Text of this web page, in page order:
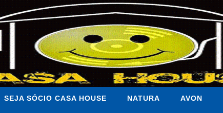
SEJA SÓCIO CASA HOUSE NATURA AVON